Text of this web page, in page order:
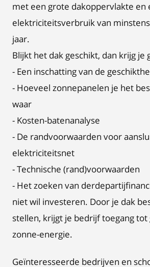
met een grote dakoppervlakte en
elektriciteitsverbruik van
jaar.
Blijkt het dak geschikt, dan krijg je
- Een inschatting van de
- Hoeveel zonnepanelen je het
waar
- Kosten-batenanalyse
- De randvoorwaarden voor
elektriciteitsnet
- Technische (rand)voorwaarden
- Het zoeken van
niet wil investeren. Door je dak
stellen, krijgt je bedrijf toegang tot
zonne-energie.
Geïnteresseerde bedrijven en